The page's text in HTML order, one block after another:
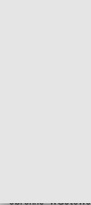
obronne